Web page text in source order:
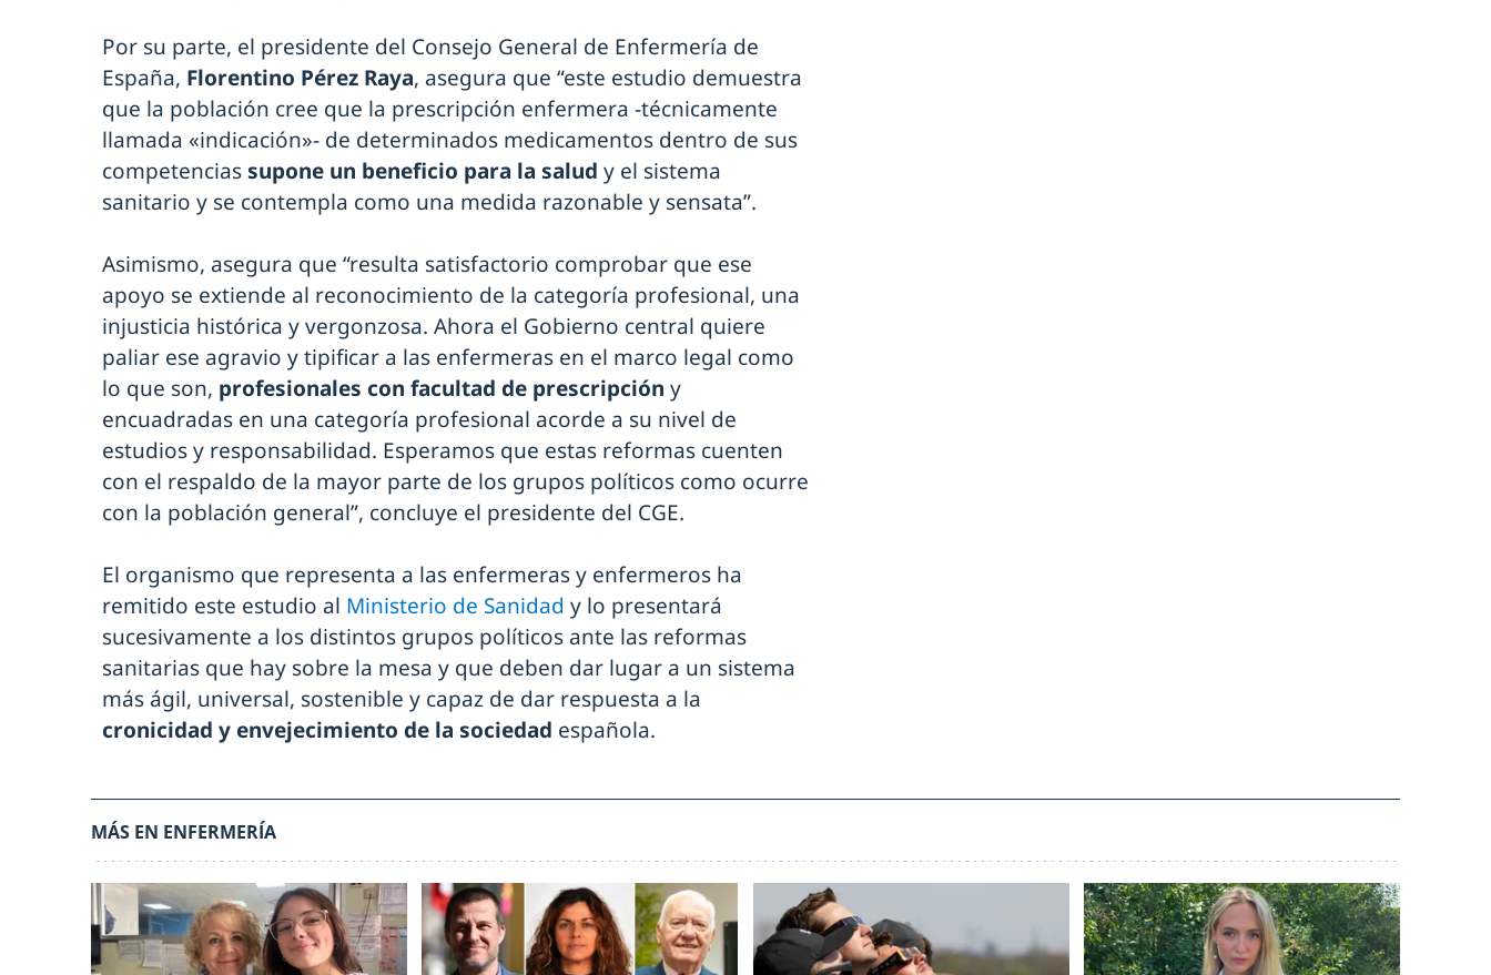
Por su parte, el presidente del Consejo General de Enfermería de
España, Florentino Pérez Raya, asegura que “este estudio demuestra
que la población cree que la prescripción enfermera -técnicamente
llamada «indicación»- de determinados medicamentos dentro de sus
competenciassupone un beneficio para la salud y el sistema
sanitario y se contempla como una medida razonable y sensata”.
Asimismo, asegura que “resulta satisfactorio comprobar que ese
apoyo se extiende al reconocimiento de la categoría profesional, una
injusticia histórica y vergonzosa. Ahora el Gobierno central quiere
paliar ese agravio y tipificar a las enfermeras en el marco legal como
lo que son, profesionales con facultad de prescripción y
encuadradas en una categoría profesional acorde a su nivel de
estudios y responsabilidad. Esperamos que estas reformas cuenten
con el respaldo de la mayor parte de los grupos políticos como ocurre
con la población general”, concluye el presidente del CGE.
El organismo que representa a las enfermeras y enfermeros ha
remitido este estudio al Ministerio de Sanidad y lo presentará
sucesivamente a los distintos grupos políticos ante las reformas
sanitarias que hay sobre la mesa y que deben dar lugar a un sistema
más ágil, universal, sostenible y capaz de dar respuesta a la
cronicidad y envejecimiento de la sociedad española.
MÁS EN ENFERMERÍA